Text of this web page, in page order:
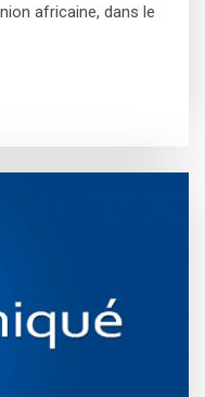
africaine, dans le